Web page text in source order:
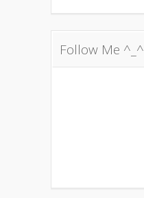
Follow Me ^_^